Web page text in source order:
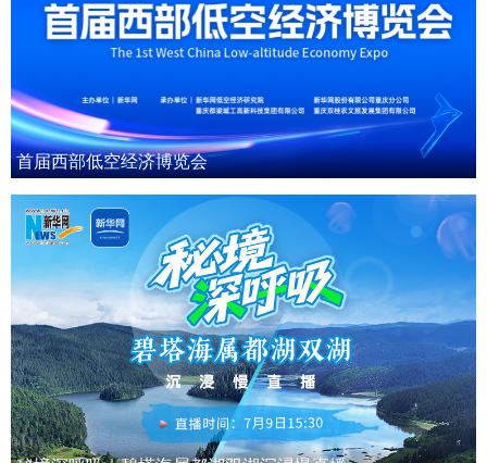
首届西部低空经济博览会